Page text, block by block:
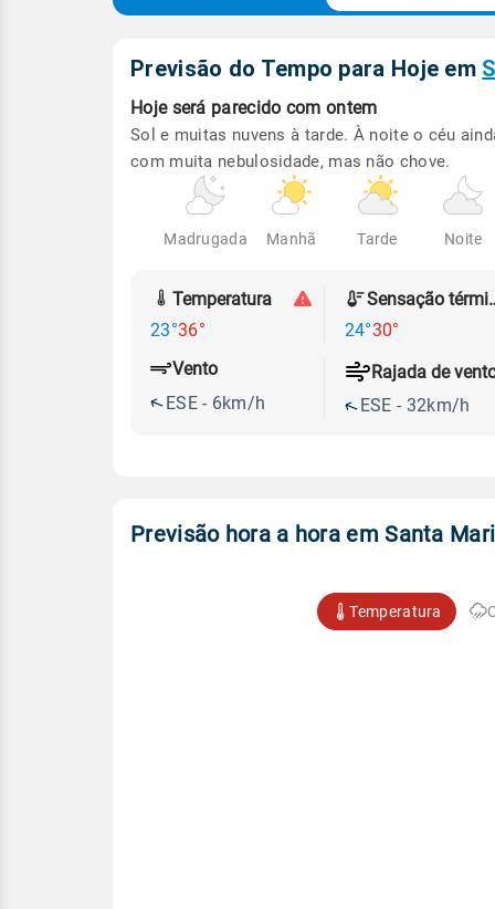
Previsão do Tempo para Hoje em
Hoje será parecido com ontem
Sol e muitas nuvens à tarde. À noite o céu
com muita nebulosidade, mas não chove.
Madrugada Manhã Tarde Noite
Temperatura
23°36°
24°30°
Vento
ESE - 6km/h
Rajada de
ESE - 32km/h
Previsão hora a hora em Santa
Temperatura